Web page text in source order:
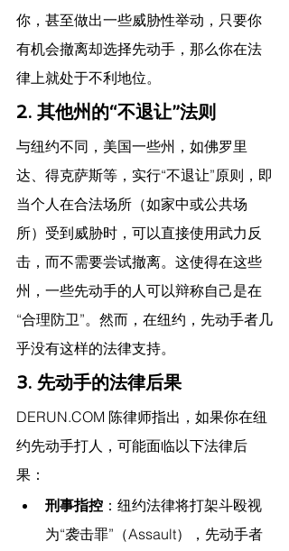
你，甚至做出一些威胁性举动，只要你
有机会撤离却选择先动手，那么你在法
律上就处于不利地位。
2. 其他州的“不退让”法则
与纽约不同，美国一些州，如佛罗里
达、得克萨斯等，实行“不退让”原则，即
当个人在合法场所（如家中或公共场
所）受到威胁时，可以直接使用武力反
击，而不需要尝试撤离。这使得在这些
州，一些先动手的人可以辩称自己是在
“合理防卫”。然而，在纽约，先动手者几
乎没有这样的法律支持。
3. 先动手的法律后果
DERUN.COM 陈律师指出， 如果你在纽
约先动手打人，可能面临以下法律后
果：
刑事指控 ：纽约法律将打架斗殴视
为“袭击罪”（Assault），先动手者